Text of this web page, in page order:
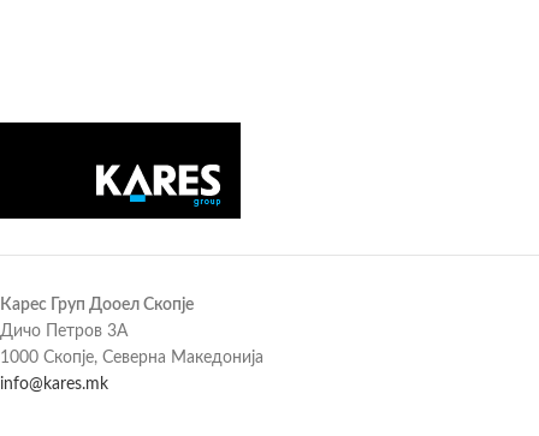
Карес Груп Дооел Скопје
Дичо Петров 3А
1000 Скопје, Северна Македонија
info@kares.mk